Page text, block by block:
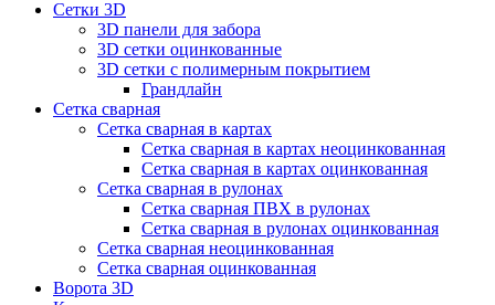
Сетки 3D
3D панели для забора
3D сетки оцинкованные
3D сетки с полимерным покрытием
Грандлайн
Сетка сварная
Сетка сварная в картах
Сетка сварная в картах неоцинкованная
Сетка сварная в картах оцинкованная
Сетка сварная в рулонах
Cетка сварная ПВХ в рулонах
Сетка сварная в рулонах оцинкованная
Сетка сварная неоцинкованная
Сетка сварная оцинкованная
Ворота 3D